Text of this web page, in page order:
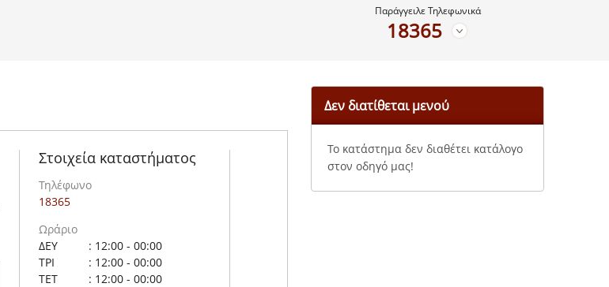
Παράγγειλε Τηλεφωνικά
18365
Στοιχεία καταστήματος
Τηλέφωνο
18365
Ωράριο
ΔΕΥ
: 12:00 - 00:00
ΤΡΙ
: 12:00 - 00:00
ΤΕΤ
: 12:00 - 00:00
Δεν διατίθεται μενού
Το κατάστημα δεν διαθέτει κατάλογο
στον οδηγό μας!